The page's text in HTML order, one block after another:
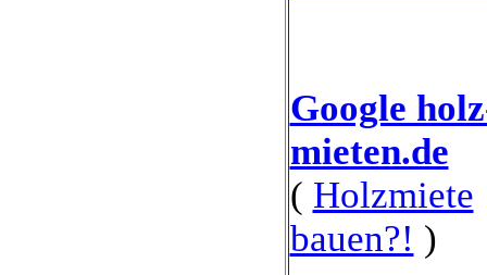
Google
mieten.de
( Holzmiete
bauen?! )